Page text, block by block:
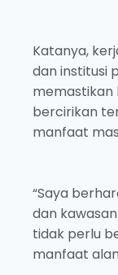
Katanya,
dan institusi
memastikan
bercirikan
manfaat
“Saya
dan
tidak perlu
manfaat